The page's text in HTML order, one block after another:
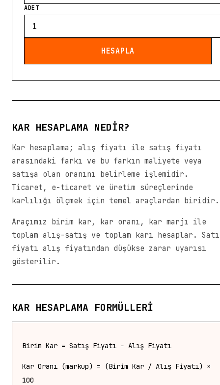
ADET
HESAPLA
KAR HESAPLAMA NEDIR?
Kar hesaplama; alış fiyatı ile satış fiyatı
arasındaki farkı ve bu farkın maliyete veya
satışa olan oranını belirleme işlemidir.
Ticaret, e-ticaret ve üretim süreçlerinde
karlılığı ölçmek için temel araçlardan biridir.
Araçımız birim kar, kar oranı, kar marjı ile
toplam alış-satış ve toplam karı hesaplar.
fiyatı alış fiyatından düşükse zarar uyarısı
gösterilir.
KAR HESAPLAMA FORMÜLLERI
Birim Kar = Satış Fiyatı − Alış Fiyatı
Kar Oranı (markup) = (Birim Kar / Alış Fiyatı) ×
100